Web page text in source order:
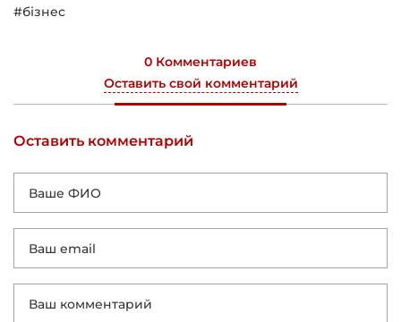
#бізнес
0 Комментариев
Оставить свой комментарий
Оставить комментарий